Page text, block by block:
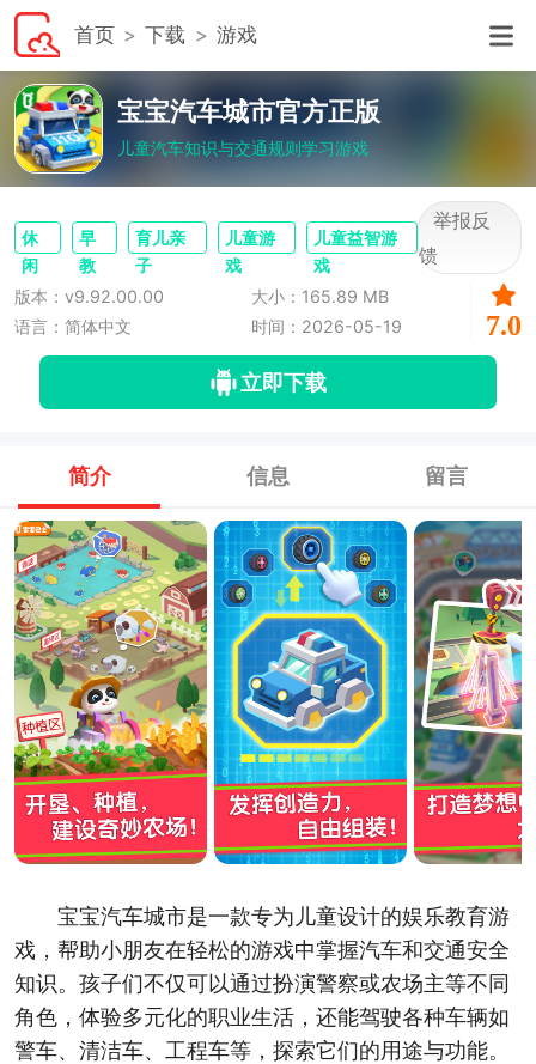
首页 下载 游戏
宝宝汽车城市官方正版
儿童汽车知识与交通规则学习游戏
休
闲
早
教
育儿亲
子
儿童游
戏
儿童益智游
戏
举报反
馈
版本：v9.92.00.00
大小：165.89 MB
语言：简体中文
时间：2026-05-19 7.0
立即下载
简介 信息 留言
宝宝汽车城市是一款专为儿童设计的娱乐教育游
戏，帮助小朋友在轻松的游戏中掌握汽车和交通安全
知识。孩子们不仅可以通过扮演警察或农场主等不同
角色，体验多元化的职业生活，还能驾驶各种车辆如
警车、清洁车、工程车等，探索它们的用途与功能。